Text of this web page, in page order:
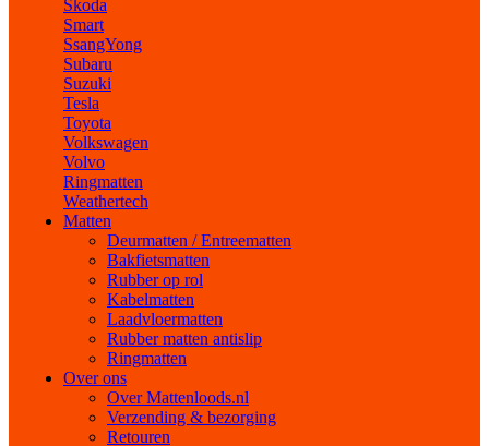
Skoda
Smart
SsangYong
Subaru
Suzuki
Tesla
Toyota
Volkswagen
Volvo
Ringmatten
Weathertech
Matten
Deurmatten / Entreematten
Bakfietsmatten
Rubber op rol
Kabelmatten
Laadvloermatten
Rubber matten antislip
Ringmatten
Over ons
Over Mattenloods.nl
Verzending & bezorging
Retouren